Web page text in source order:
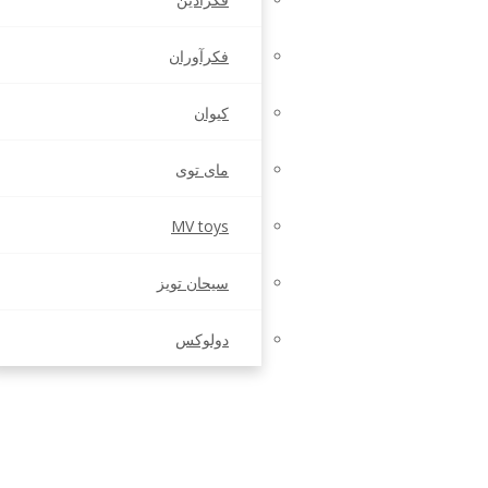
فکرآوران
کیوان
مای توی
MV toys
سیحان تویز
دولوکس